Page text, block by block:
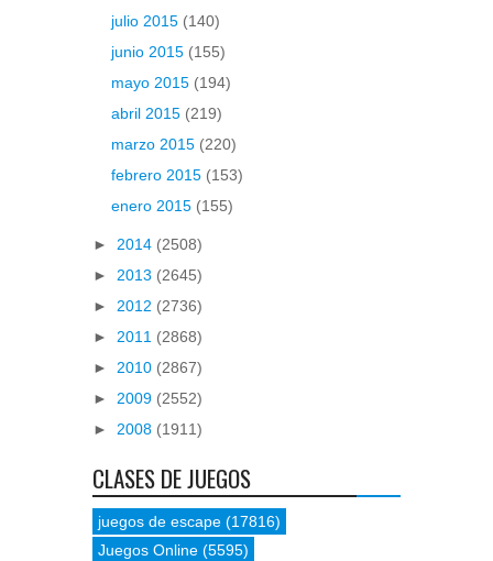
julio 2015 (140)
junio 2015 (155)
mayo 2015 (194)
abril 2015 (219)
marzo 2015 (220)
febrero 2015 (153)
enero 2015 (155)
► 2014 (2508)
► 2013 (2645)
► 2012 (2736)
► 2011 (2868)
► 2010 (2867)
► 2009 (2552)
► 2008 (1911)
CLASES DE JUEGOS
juegos de escape (17816)
Juegos Online (5595)